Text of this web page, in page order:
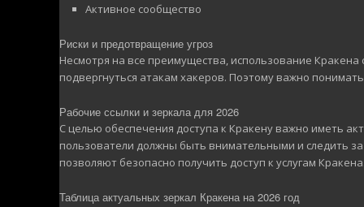
Активное сообщество
Риски и предотвращение угроз
Несмотря на все преимущества, использование
подвергнуться атакам хакеров. Поэтому важно
Рабочие ссылки и зеркала для 2026
С целью обеспечения доступа к Кракену важно иметь
пользователи должны быть внимательными и следить
позволяют безопасно получить доступ к услугам
Таблица актуальных зеркал Кракена на 2026 год